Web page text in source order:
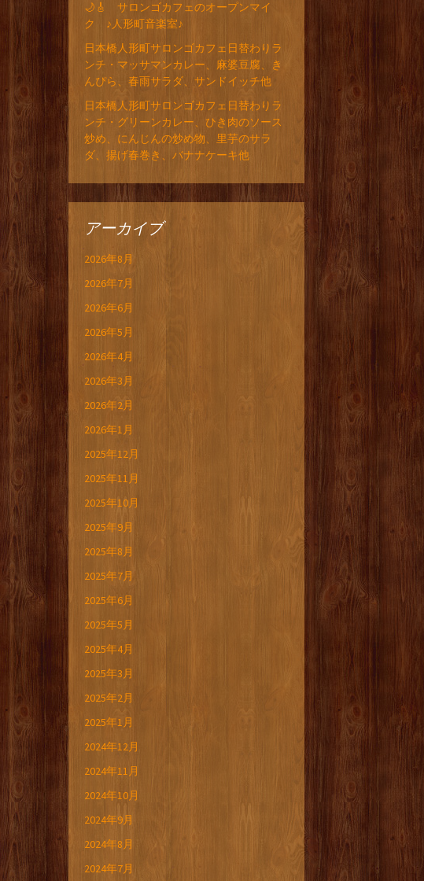
🌙🎸 サロンゴカフェのオープンマイ
ク ♪人形町音楽室♪
日本橋人形町サロンゴカフェ日替わりラ
ンチ・マッサマンカレー、麻婆豆腐、き
んぴら、春雨サラダ、サンドイッチ他
日本橋人形町サロンゴカフェ日替わりラ
ンチ・グリーンカレー、ひき肉のソース
炒め、にんじんの炒め物、里芋のサラ
ダ、揚げ春巻き、バナナケーキ他
アーカイブ
2026年8月
2026年7月
2026年6月
2026年5月
2026年4月
2026年3月
2026年2月
2026年1月
2025年12月
2025年11月
2025年10月
2025年9月
2025年8月
2025年7月
2025年6月
2025年5月
2025年4月
2025年3月
2025年2月
2025年1月
2024年12月
2024年11月
2024年10月
2024年9月
2024年8月
2024年7月